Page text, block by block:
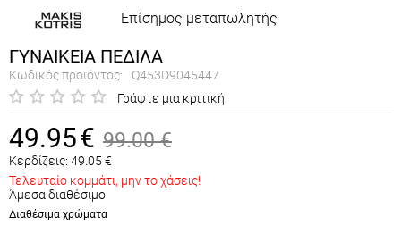
Επίσημος μεταπωλητής
ΓΥΝΑΙΚΕΙΑ ΠΕΔΙΛΑ
Κωδικός προϊόντος:
Q453D9045447
Γράψτε μια κριτική
49.95€ 99.00 €
Κερδίζεις: 49.05 €
Τελευταίο κομμάτι, μην το χάσεις!
Άμεσα διαθέσιμο
Διαθέσιμα χρώματα